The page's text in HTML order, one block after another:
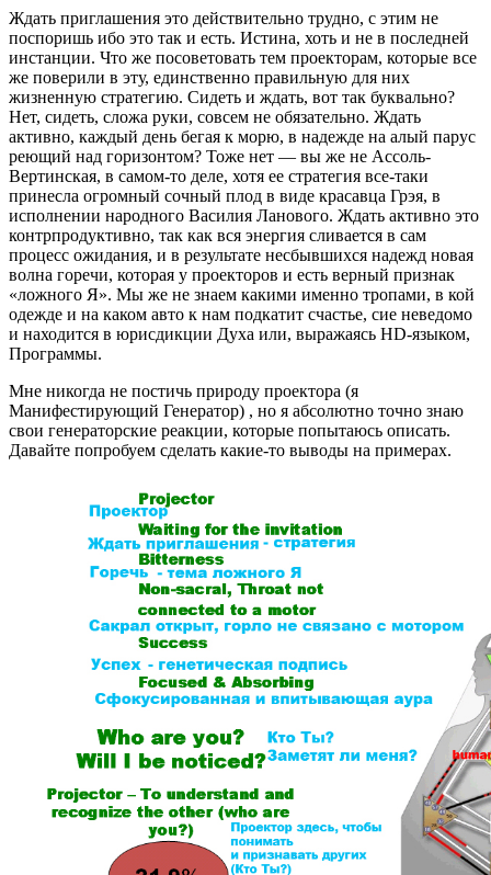
Ждать приглашения это действительно трудно, с этим не
поспоришь ибо это так и есть. Истина, хоть и не в последней
инстанции. Что же посоветовать тем проекторам, которые все
же поверили в эту, единственно правильную для них
жизненную стратегию. Сидеть и ждать, вот так буквально?
Нет, сидеть, сложа руки, совсем не обязательно. Ждать
активно, каждый день бегая к морю, в надежде на алый парус
реющий над горизонтом? Тоже нет — вы же не Ассоль-
Вертинская, в самом-то деле, хотя ее стратегия все-таки
принесла огромный сочный плод в виде красавца Грэя, в
исполнении народного Василия Ланового. Ждать активно это
контрпродуктивно, так как вся энергия сливается в сам
процесс ожидания, и в результате несбывшихся надежд новая
волна горечи, которая у проекторов и есть верный признак
«ложного Я». Мы же не знаем какими именно тропами, в кой
одежде и на каком авто к нам подкатит счастье, сие неведомо
и находится в юрисдикции Духа или, выражаясь HD-языком,
Программы.
Мне никогда не постичь природу проектора (я
Манифестирующий Генератор) , но я абсолютно точно знаю
свои генераторские реакции, которые попытаюсь описать.
Давайте попробуем сделать какие-то выводы на примерах.